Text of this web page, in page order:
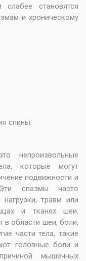
становятся
и хроническому
спины
которые могут
подвижности и
спазмы часто
травм или
и тканях шеи.
области шеи, боли,
части тела, такие
головные боли и
мышечных